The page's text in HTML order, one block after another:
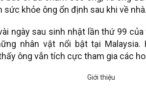
sức khỏe ông ổn định sau khi về
ngày sau sinh nhật lần thứ 99
nhân vật nổi bật tại
ông vẫn tích cực tham gia các